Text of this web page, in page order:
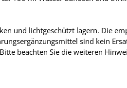
und lichtgeschützt lagern. Die
sind kein
beachten Sie die weiteren